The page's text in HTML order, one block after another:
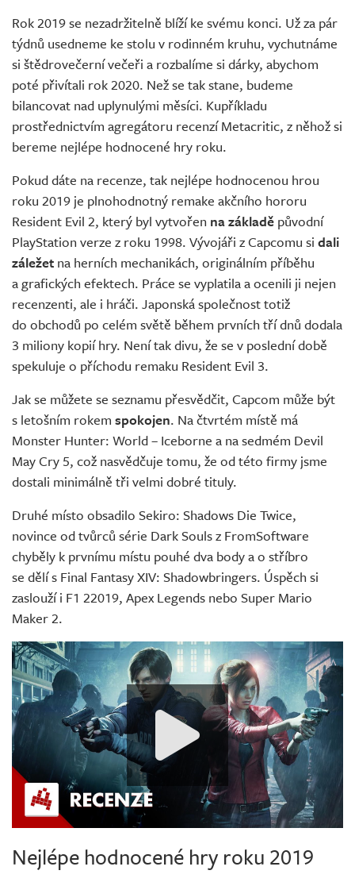
Živě
Rok 2019 se nezadržitelně blíží ke svému konci. Už za pár
týdnů usedneme ke stolu v rodinném kruhu, vychutnáme
si štědrovečerní večeři a rozbalíme si dárky, abychom
poté přivítali rok 2020. Než se tak stane, budeme
bilancovat nad uplynulými měsíci. Kupříkladu
prostřednictvím agregátoru recenzí Metacritic, z něhož si
bereme nejlépe hodnocené hry roku.
Pokud dáte na recenze, tak nejlépe hodnocenou hrou
roku 2019 je plnohodnotný remake akčního hororu
Resident Evil 2, který byl vytvořen na základě původní
PlayStation verze z roku 1998. Vývojáři z Capcomu si dali
záležet na herních mechanikách, originálním příběhu
a grafických efektech. Práce se vyplatila a ocenili ji nejen
recenzenti, ale i hráči. Japonská společnost totiž
do obchodů po celém světě během prvních tří dnů dodala
3 miliony kopií hry. Není tak divu, že se v poslední době
spekuluje o příchodu remaku Resident Evil 3.
Jak se můžete se seznamu přesvědčit, Capcom může být
s letošním rokem spokojen. Na čtvrtém místě má
Monster Hunter: World – Iceborne a na sedmém Devil
May Cry 5, což nasvědčuje tomu, že od této firmy jsme
dostali minimálně tři velmi dobré tituly.
Druhé místo obsadilo Sekiro: Shadows Die Twice,
novince od tvůrců série Dark Souls z FromSoftware
chyběly k prvnímu místu pouhé dva body a o stříbro
se dělí s Final Fantasy XIV: Shadowbringers. Úspěch si
zaslouží i F1 22019, Apex Legends nebo Super Mario
Maker 2.
Nejlépe hodnocené hry roku 2019